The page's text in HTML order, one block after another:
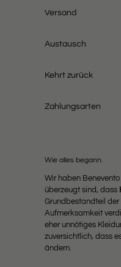
Versand
Austausch
Kehrt zurück
Zahlungsarten
Wie alles begann.
Wir haben
überzeugt sind, dass
Grundbestandteil
Aufmerksamkeit
eher unnötiges
zuversichtlich, dass
ändern.